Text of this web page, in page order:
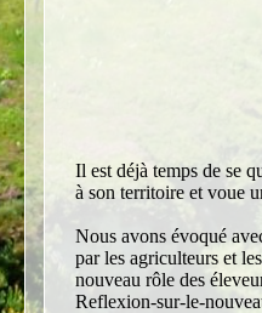
Il est déjà temps de se
à son territoire et voue
Nous avons évoqué
par les agriculteurs et
nouveau rôle des
Reflexion-sur-le-